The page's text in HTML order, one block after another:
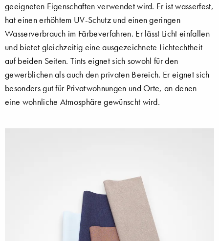
geeigneten Eigenschaften verwendet wird. Er ist wasserfest,
hat einen erhöhtem UV-Schutz und einen geringen
Wasserverbrauch im Färbeverfahren. Er lässt Licht einfallen
und bietet gleichzeitig eine ausgezeichnete Lichtechtheit
auf beiden Seiten. Tints eignet sich sowohl für den
gewerblichen als auch den privaten Bereich. Er eignet sich
besonders gut für Privatwohnungen und Orte, an denen
eine wohnliche Atmosphäre gewünscht wird.